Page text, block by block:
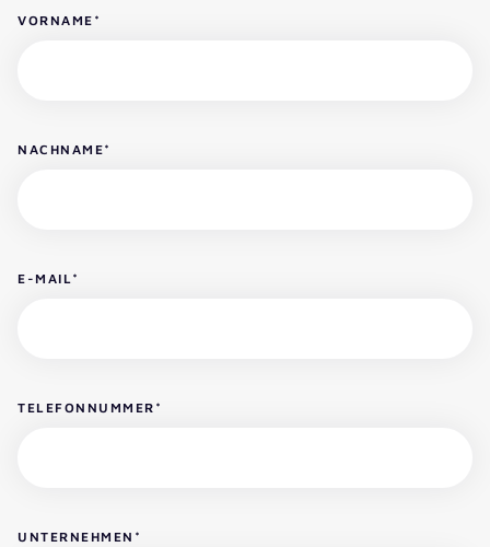
VORNAME *
NACHNAME*
E-MAIL*
TELEFONNUMMER *
UNTERNEHMEN *